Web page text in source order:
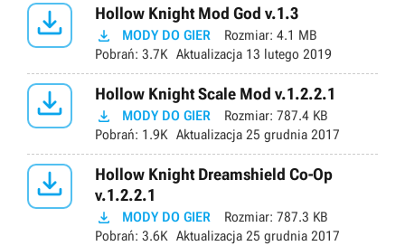
 Hollow Knight Mod God v.1.3
 MODY DO GIER Rozmiar: 4.1 MB
Pobrań: 3.7K Aktualizacja 13 lutego 2019
 Hollow Knight Scale Mod v.1.2.2.1
 MODY DO GIER Rozmiar: 787.4 KB
Pobrań: 1.9K Aktualizacja 25 grudnia 2017

Hollow Knight Dreamshield Co-Op
v.1.2.2.1
 MODY DO GIER Rozmiar: 787.3 KB
Pobrań: 3.6K Aktualizacja 25 grudnia 2017